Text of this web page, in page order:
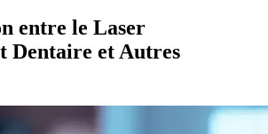
entre le Laser
Dentaire et Autres